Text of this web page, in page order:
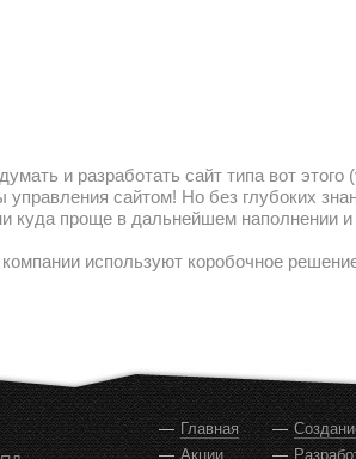
и разработать сайт типа вот
сайтом! Но без глубоких
куда проще в дальнейшем наполнении
используют коробочное
Главная
Акции